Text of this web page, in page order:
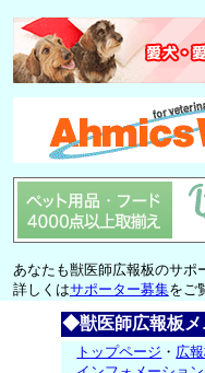
あなたも獣医師広報板のサポ
詳しくはサポーター募集をご
◆獣医師広報板メ
トップページ ・ 広